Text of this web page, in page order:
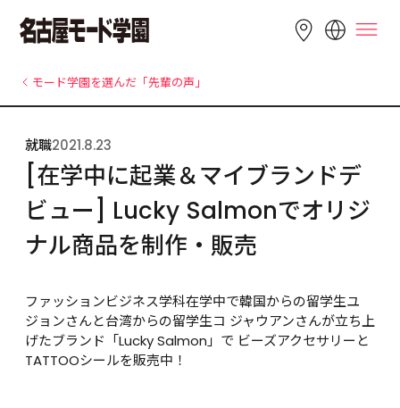
English 简体中文 繁體中文
한국어 Tiếng Việt
Indonesia
モード学園を選んだ「先輩の声」
就職2021.8.23
[在学中に起業＆マイブランドデ
ビュー] Lucky Salmonでオリジ
ナル商品を制作・販売
ファッションビジネス学科在学中で韓国からの留学生ユ
ジョンさんと台湾からの留学生コ ジャウアンさんが立ち上
げたブランド「Lucky Salmon」で ビーズアクセサリーと
TATTOOシールを販売中！